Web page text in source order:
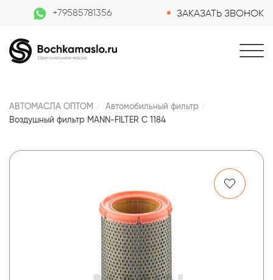
+79585781356 ЗАКАЗАТЬ ЗВОНОК
АВТОМАСЛА ОПТОМ
Автомобильный фильтр
Воздушный фильтр MANN-FILTER C 1184